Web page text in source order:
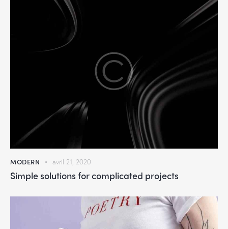
MODERN avril 21, 2020
Simple solutions for complicated projects